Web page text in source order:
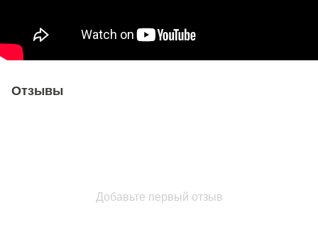
Отзывы
Добавьте первый отзыв